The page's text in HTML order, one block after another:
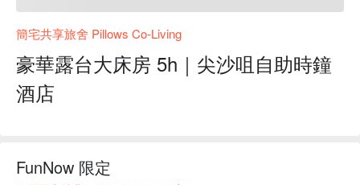
簡宅共享旅舍 Pillows Co-Living
豪華露台大床房 5h｜尖沙咀自助時鐘
酒店
FunNow 限定